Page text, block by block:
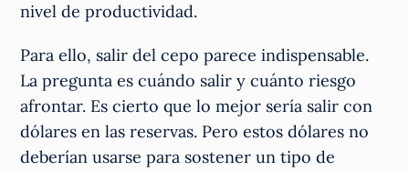
nivel de productividad.
Para ello, salir del cepo parece indispensable.
La pregunta es cuándo salir y cuánto riesgo
afrontar. Es cierto que lo mejor sería salir con
dólares en las reservas. Pero estos dólares no
deberían usarse para sostener un tipo de